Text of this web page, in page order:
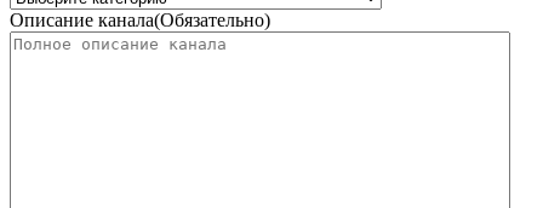
Описание канала(Обязательно)